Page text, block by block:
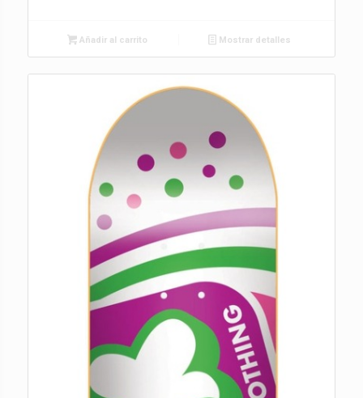
Añadir al carrito Mostrar detalles